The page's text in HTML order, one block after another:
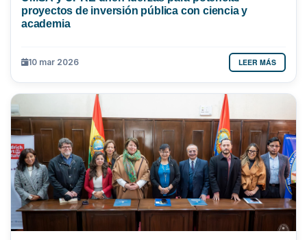
proyectos de inversión pública con ciencia y
academia
10 mar 2026 LEER MÁS